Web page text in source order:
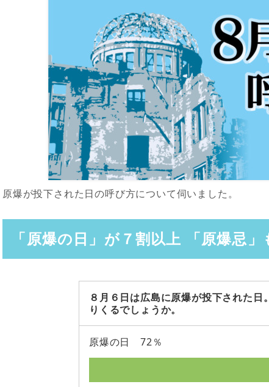
原爆が投下された日の呼び方について伺いました。
「原爆の日」が７割以上 「原爆忌」
８月６日は広島に原爆が投下された日
りくるでしょうか。
原爆の日 72％